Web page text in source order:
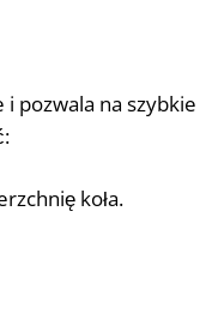
pozwala na
koła.